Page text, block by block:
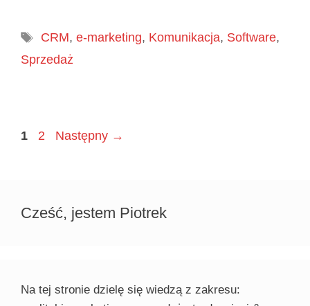
Tagi
CRM, e-marketing, Komunikacja, Software,
Sprzedaż
Page
1 Page
2 Następny →
Cześć, jestem Piotrek
Na tej stronie dzielę się wiedzą z zakresu: